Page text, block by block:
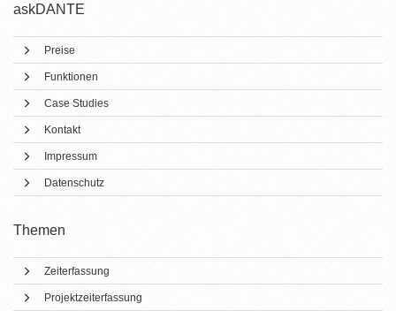
askDANTE
Preise
Funktionen
Case Studies
Kontakt
Impressum
Datenschutz
Themen
Zeiterfassung
Projektzeiterfassung